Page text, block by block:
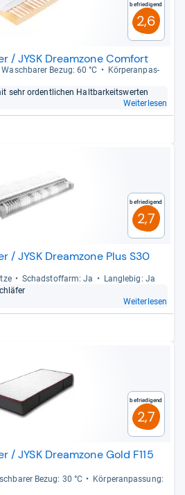
Befriedigend
2,6
/ JYSK Dreamzone Comfort
Wasch­ba­rer Bezug: 60 °C
Kör­pe­ran­pas­
sehr ordent­li­chen Halt­bar­keits­wer­ten
Weiterlesen
Befriedigend
2,7
/ JYSK Dreamzone Plus S30
Schad­stoff­arm: Ja
Lang­le­big: Ja
Weiterlesen
Befriedigend
2,7
/ JYSK Dreamzone Gold F115
Bezug: 30 °C
Kör­pe­ran­pas­sung: